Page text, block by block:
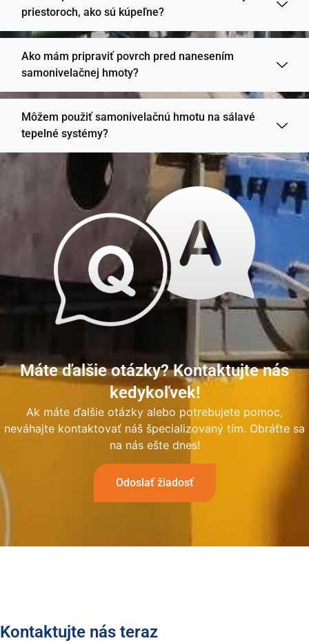
priestoroch, ako sú kúpeľne?
Ako mám pripraviť povrch pred nanesením
samonivelačnej hmoty?
Môžem použiť samonivelačnú hmotu na sálavé
tepelné systémy?
Máte ďalšie otázky? Kontaktujte nás
kedykoľvek!
Ak máte ďalšie otázky alebo potrebujete pomoc,
neváhajte kontaktovať náš špecializovaný tím. Obráťte sa
na nás ešte dnes!
Odoslať žiadosť
Kontaktujte nás teraz